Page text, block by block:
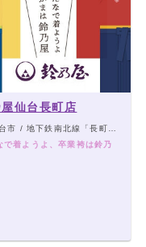
仙台長町店
市 / 地下鉄南北線「長町南駅」徒歩1分
で着ようよ、卒業袴は鈴乃